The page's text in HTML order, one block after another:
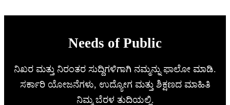
Needs of Public
ನಿಖರ ಮತ್ತು ನಿರಂತರ ಸುದ್ದಿಗಳಿಗಾಗಿ ನಮ್ಮನ್ನು ಫಾಲೋ ಮಾಡಿ.
ಸರ್ಕಾರಿ ಯೋಜನೆಗಳು, ಉದ್ಯೋಗ ಮತ್ತು ಶಿಕ್ಷಣದ ಮಾಹಿತಿ
ನಿಮ್ಮ ಬೆರಳ ತುದಿಯಲ್ಲಿ.